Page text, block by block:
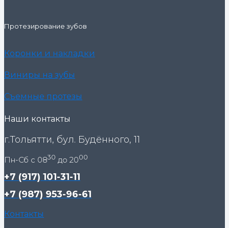
Протезирование зубов
Коронки и накладки
Виниры на зубы
Съемные протезы
Наши контакты
г.Тольятти, бул. Будённого, 11
Пн-Сб с 0830 до 2000
+7 (917) 101-31-11
+7 (987) 953-96-61
Контакты